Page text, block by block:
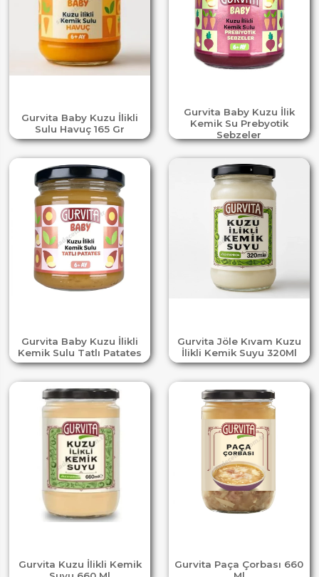
Gurvita Baby Kuzu İlikli
Sulu Havuç 165 Gr
Gurvita Baby Kuzu İlik
Kemik Su Prebyotik
Sebzeler
Gurvita Baby Kuzu İlikli
Kemik Sulu Tatlı Patates
Gurvita Jöle Kıvam Kuzu
İlikli Kemik Suyu 320Ml
Gurvita Kuzu İlikli Kemik
Gurvita Paça Çorbası 660